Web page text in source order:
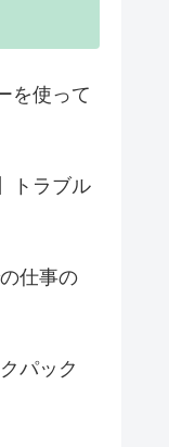
を使って
トラブル
仕事の
パック